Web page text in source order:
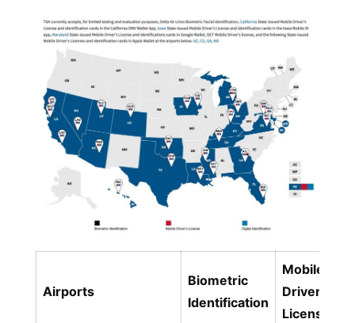
Airports
Biometric
Identification
Mobile
Driver’s
License